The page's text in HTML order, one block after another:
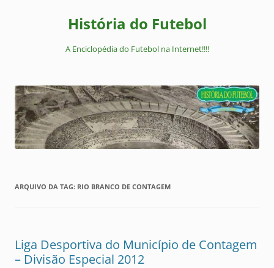
História do Futebol
A Enciclopédia do Futebol na Internet!!!!
ARQUIVO DA TAG: RIO BRANCO DE CONTAGEM
Liga Desportiva do Município de Contagem
– Divisão Especial 2012